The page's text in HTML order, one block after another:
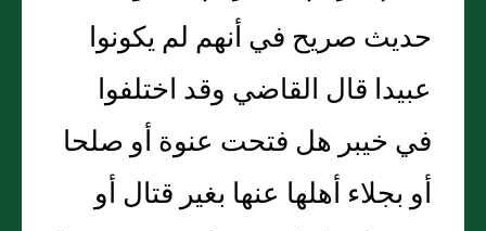
حديث صريح في أنهم لم يكونوا
عبيدا قال القاضي وقد اختلفوا
في خيبر هل فتحت عنوة أو صلحا
أو بجلاء أهلها عنها بغير قتال أو